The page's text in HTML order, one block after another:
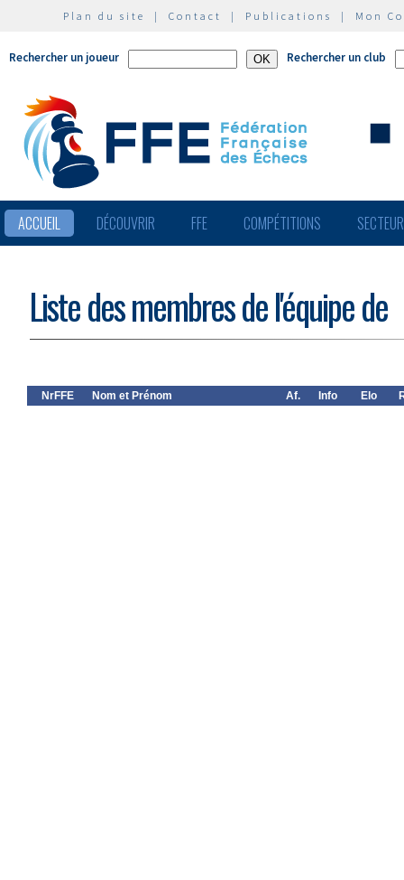
Plan du site | Contact | Publications | Mon
Rechercher un joueur Rechercher un club
ACCUEIL DÉCOUVRIR FFE COMPÉTITIONS
Liste des membres de l'équipe de
NrFFE Nom et Prénom Af. Info Elo